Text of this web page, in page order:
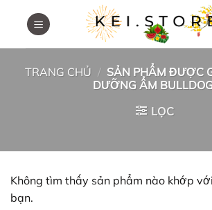
TRANG CHỦ / SẢN PHẨM ĐƯỢC
DƯỠNG ẨM
LỌC
Không tìm thấy sản phẩm nào khớp
bạn.